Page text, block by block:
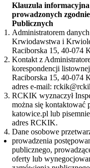
Klauzula
prowadzonych
Publicznych
Administratorem
Krwiodawstwa i
Raciborska 15, 40-074
Kontakt z
korespondencji
Raciborska 15, 40-074
adres e-mail:
RCKIK wyznaczył
można się kontaktować
katowice.pl lub
adres RCKIK.
Dane osobowe
prowadzenia
publicznego,
oferty lub